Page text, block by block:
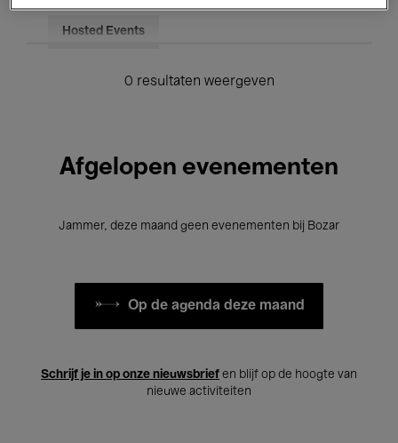
Hosted Events
0 resultaten weergeven
Afgelopen evenementen
Jammer, deze maand geen evenementen bij Bozar
Op de agenda deze maand
Schrijf je in op onze nieuwsbrief en blijf op de hoogte van
nieuwe activiteiten